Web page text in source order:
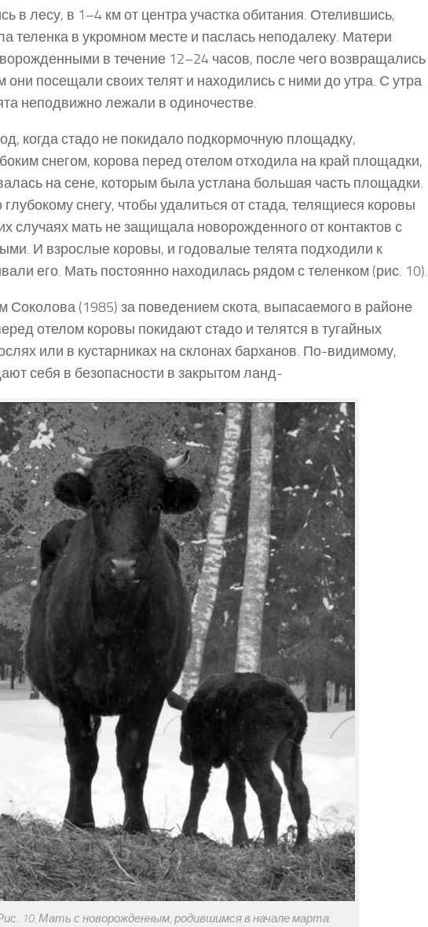
в лесу, в 1–4 км от центра участка обитания. Отелившись,
теленка в укромном месте и паслась неподалеку. Матери
в течение 12–24 часов, после чего возвращались
они посещали своих телят и находились с ними до утра. С утра
неподвижно лежали в одиночестве.
когда стадо не покидало подкормочную площадку,
снегом, корова перед отелом отходила на край площадки,
на сене, которым была устлана большая часть площадки.
снегу, чтобы удалиться от стада, телящиеся коровы
случаях мать не защищала новорожденного от контактов с
И взрослые коровы, и годовалые телята подходили к
его. Мать постоянно находилась рядом с теленком (рис. 10).
(1985) за поведением скота, выпасаемого в районе
отелом коровы покидают стадо и телятся в тугайных
или в кустарниках на склонах барханов. По-видимому,
себя в безопасности в закрытом ланд-
10. Мать с новорожденным, родившимся в начале марта.